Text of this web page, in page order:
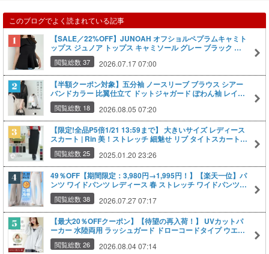
このブログでよく読まれている記事
【SALE／22%OFF】JUNOAH オフショルペプラムキャミト
ップス ジュノア トップス キャミソール グレー ブラック ホ
ワイト【送料無料】
閲覧総数 37 2026.07.17 07:00
【半額クーポン対象】五分袖 ノースリーブ ブラウス シアー
バンドカラー 比翼仕立て ドットジャガード ぽわん袖 レイヤ
ード トップス おすすめ おしゃれ 2026春夏新作【lstpss24-
893】【即納：1-5営業日】【送料無料】ユ込2
閲覧総数 18 2026.08.05 07:20
【限定!全品P5倍1/21 13:59まで】 大きいサイズ レディース
スカート | Rin 美！ストレッチ 細魅せ リブ タイトスカート _
ボトムス タイトスカート LL 3L 4L 5L 6L 冬 冬物 冬服 お腹
太もも お尻 腰周り ぽっちゃり ゆったり プラスサイズ かわ
いい おしゃれ [5151127]
閲覧総数 25 2025.01.20 23:26
49％OFF【期間限定：3,980円→1,995円！】【楽天一位】パ
ンツ ワイドパンツ レディース 春 ストレッチ ワイドパンツ
ズボン 美脚 ゆったり スウェット 通勤 部屋着 きれいめ 大き
いサイズ 体型カバー 選べる丈 ピンタック 元祖冷感coolify
閲覧総数 38 2026.07.27 07:17
【最大20％OFFクーポン】【待望の再入荷！】 UVカットパ
ーカー 水陸両用 ラッシュガード ドローコードタイプ ウエス
トギャザータイプレディース 体型カバー UV 対策 接触冷感
フード付き フェイスガード 遮光 サムホール【tu-hacci】
閲覧総数 26 2026.08.04 07:14